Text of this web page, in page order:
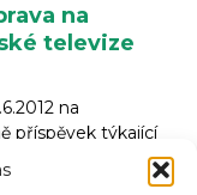
na
televize
na
příspěvek týkající